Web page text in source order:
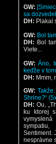
GW:
sa
DH: Plakal
GW: Bol
DH: Bol
Viete...
GW:Áno,
keďže v
DH: Mmm,
GW:
Shrine?“
DH: Ou,
ku ktorej
Sentiment.
nesprávne